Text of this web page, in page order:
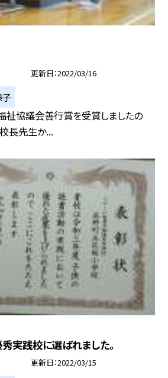
更新日 2022/03/16
子
祉協議会善行賞を受賞しましたの
長先生か...
実践校に選ばれました。
更新日 2022/03/15